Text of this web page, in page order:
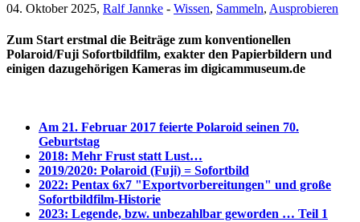
04. Oktober 2025, Ralf Jannke - Wissen, Sammeln, Ausprobieren
Zum Start erstmal die Beiträge zum konventionellen
Polaroid/Fuji Sofortbildfilm, exakter den Papierbildern und
einigen dazugehörigen Kameras im digicammuseum.de
Am 21. Februar 2017 feierte Polaroid seinen 70.
Geburtstag
2018: Mehr Frust statt Lust…
2019/2020: Polaroid (Fuji) = Sofortbild
2022: Pentax 6x7 "Exportvorbereitungen" und große
Sofortbildfilm-Historie
2023: Legende, bzw. unbezahlbar geworden … Teil 1